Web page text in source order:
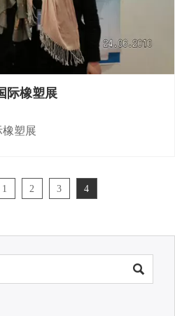
际橡塑展
塑展
1 2 3 4
